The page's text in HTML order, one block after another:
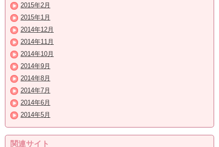
2015年2月
2015年1月
2014年12月
2014年11月
2014年10月
2014年9月
2014年8月
2014年7月
2014年6月
2014年5月
関連サイト